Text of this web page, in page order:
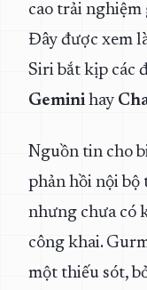
cao trải
Đây được xem
Siri bắt kịp các
Gemini hay
Nguồn tin cho
phản hồi nội bộ
nhưng chưa có
công khai.
một thiếu sót,